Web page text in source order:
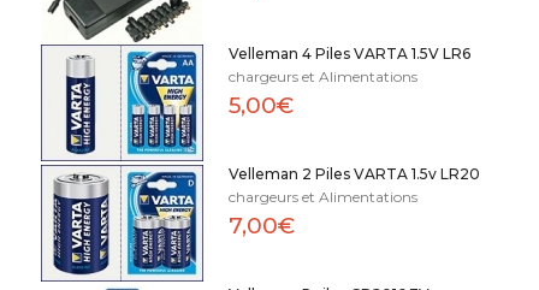
Velleman 4 Piles VARTA 1.5V LR6
chargeurs et Alimentations
5,00€
Velleman 2 Piles VARTA 1.5v LR20
chargeurs et Alimentations
7,00€